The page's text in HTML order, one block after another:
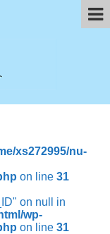
xs272995/nu-
on line 31
on null in
wp-
on line 31